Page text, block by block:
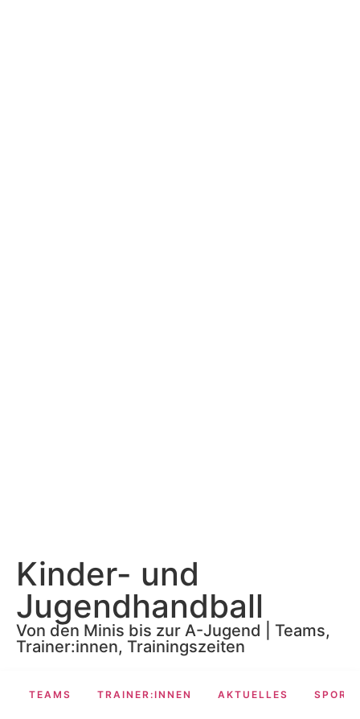
Kinder- und
Jugendhandball
Von den Minis bis zur A-Jugend | Teams,
Trainer:innen, Trainingszeiten
TEAMS TRAINER:INNEN AKTUELLES